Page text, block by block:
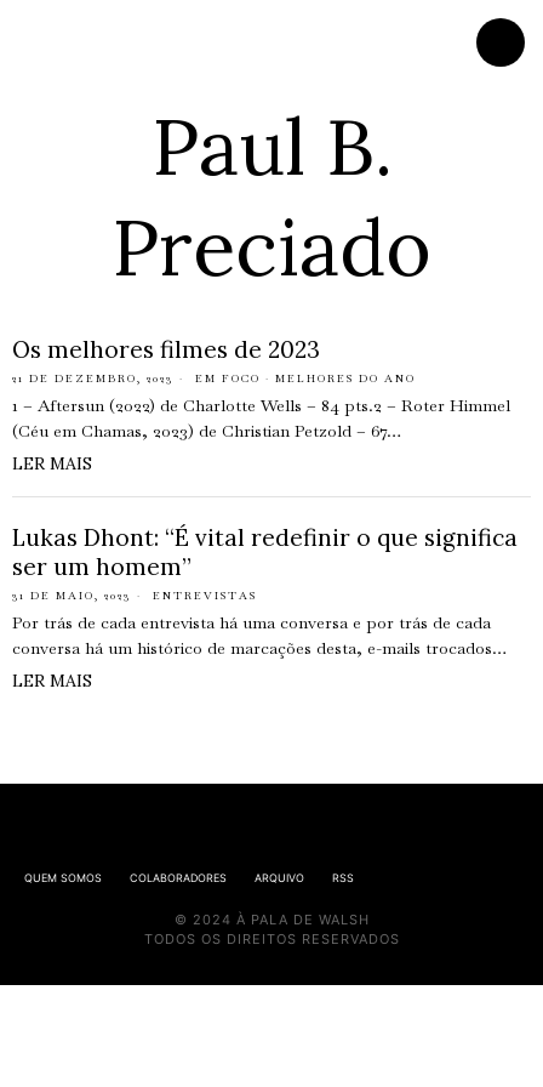
Paul B.
Preciado
Os melhores filmes de 2023
21 DE DEZEMBRO, 2023 EM FOCO · MELHORES DO ANO
1 – Aftersun (2022) de Charlotte Wells – 84 pts.2 – Roter Himmel
(Céu em Chamas, 2023) de Christian Petzold – 67…
LER MAIS
Lukas Dhont: “É vital redefinir o que significa
ser um homem”
31 DE MAIO, 2023 ENTREVISTAS
Por trás de cada entrevista há uma conversa e por trás de cada
conversa há um histórico de marcações desta, e-mails trocados…
LER MAIS
QUEM SOMOS COLABORADORES ARQUIVO RSS
© 2024 À PALA DE WALSH
TODOS OS DIREITOS RESERVADOS